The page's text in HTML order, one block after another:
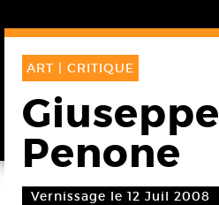
ART | CRITIQUE
Giuseppe
Penone
Vernissage le 12 Juil 2008